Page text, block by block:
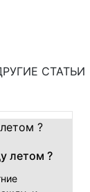
СТАТЬИ
летом ?